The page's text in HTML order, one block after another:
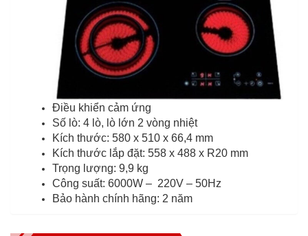
Điều khiển cảm ứng
Số lò: 4 lò, lò lớn 2 vòng nhiệt
Kích thước: 580 x 510 x 66,4 mm
Kích thước lắp đặt: 558 x 488 x R20 mm
Trọng lượng: 9,9 kg
Công suất: 6000W – 220V – 50Hz
Bảo hành chính hãng: 2 năm